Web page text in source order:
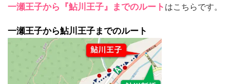
一瀬王子から『鮎川王子』までのルート はこちらです。
一瀬王子から鮎川王子までのルート